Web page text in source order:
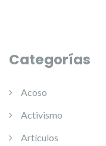
Categorías
Acoso
Activismo
Artículos